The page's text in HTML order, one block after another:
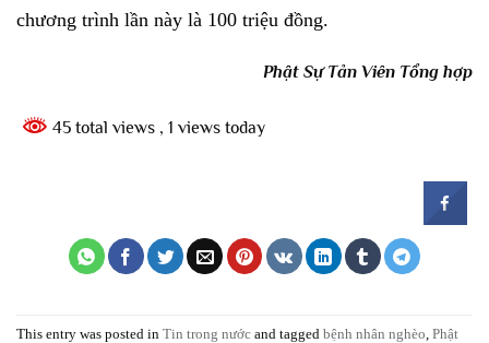
chương trình lần này là 100 triệu đồng.
Phật Sự Tản Viên Tổng hợp
45 total views , 1 views today
This entry was posted in Tin trong nước and tagged bệnh nhân nghèo Phật